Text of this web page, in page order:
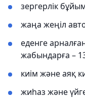
зергерлік
жаңа жеңіл
еденге
жабындарға –
киім және аяқ
жиһаз және